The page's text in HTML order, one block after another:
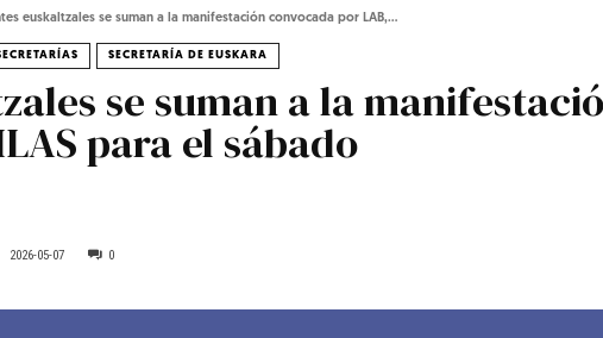
euskaltzales se suman a la manifestación convocada por LAB,...
SECRETARÍA DE EUSKARA
se suman a la
para el sábado
2026-05-07 0